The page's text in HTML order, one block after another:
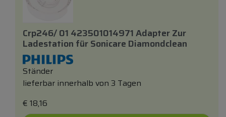
Crp246/ 01 423501014971 Adapter Zur
Ladestation fürSonicare Diamondclean
Ständer
lieferbar innerhalb von 3 Tagen
€ 18,16